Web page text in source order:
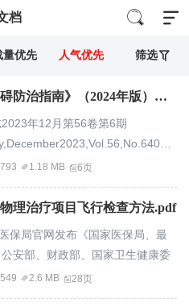
档
量优先 人气优先 筛选
《中国抑郁障碍防治指南》（2024年版）计划书.pdf
年12月第56卷第6期
《中
南》（2024年版）标准与讨论计
玲1李凌江21首都医科大学附属北
；3北京大学第三医院临床流行病
100191；4北京大学公共卫生学
计学系，北京100191；5上海交
1.18 MB 6页
理治疗项目飞行检查方法.pdf
保局官网发布《国家医保局、最
安部、财政部、国家卫生健康委
打击欺诈骗保专项整治工作的通
2.6 MB 28页